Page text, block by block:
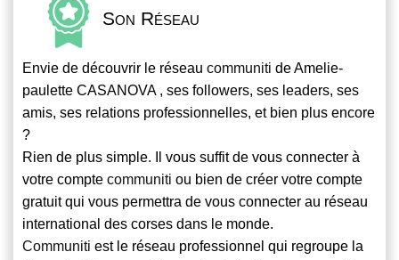
Son Réseau
Envie de découvrir le réseau communiti de Amelie-
paulette CASANOVA , ses followers, ses leaders, ses
amis, ses relations professionnelles, et bien plus encore
?
Rien de plus simple. Il vous suffit de vous connecter à
votre compte communiti ou bien de créer votre compte
gratuit qui vous permettra de vous connecter au réseau
international des corses dans le monde.
Communiti est le réseau professionnel qui regroupe la